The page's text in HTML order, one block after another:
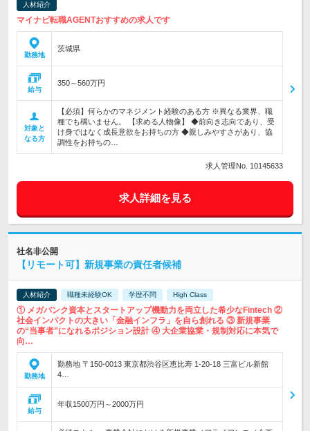
人材紹介
マイナビ転職AGENTおすすめの求人です
勤務地
茨城県
給与
350～560万円
対象と
なる方
【必須】何らかのマネジメント経験のある方 ※異なる業界、職
種でも構いません。 【求める人物像】 ◆前向き志向であり、受
け身ではなく成長意欲をお持ちの方 ◆親しみやすさがあり、協
調性をお持ちの…
求人管理No. 10145633
求人詳細を見る
社名非公開
【リモート可】新規事業の責任者候補
人材紹介 職種未経験OK 学歴不問 High Class
① メガバンク資本とスタートアップ機動力を両立した希少なFintech ②
社会インパクトの大きい「金融インフラ」を自ら創れる ③ 新規事業
の“当事者”になれるポジション設計 ④ 大企業協業・規制対応に本気で
向…
勤務地
勤務地 〒150-0013 東京都渋谷区恵比寿 1-20-18 三富ビル新館
4…
給与
年収1500万円～2000万円